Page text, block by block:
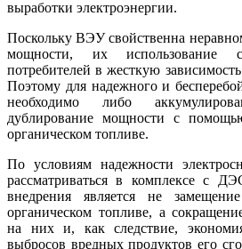
выработки электроэнергии.
Поскольку ВЭУ свойственна
мощности, их использование
потребителей в жесткую
Поэтому для надежного и
необходимо либо
дублирование мощности с
органическом топливе.
По условиям надежности
рассматриваться в комплексе с
внедрения является не
органическом топливе, а
на них и, как следствие,
выбросов вредных продуктов его